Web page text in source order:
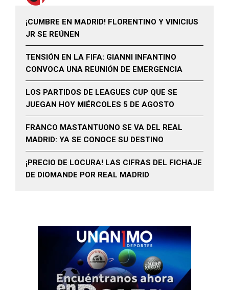
¡CUMBRE EN MADRID! FLORENTINO Y VINICIUS
JR SE REÚNEN
TENSIÓN EN LA FIFA: GIANNI INFANTINO
CONVOCA UNA REUNIÓN DE EMERGENCIA
LOS PARTIDOS DE LEAGUES CUP QUE SE
JUEGAN HOY MIÉRCOLES 5 DE AGOSTO
FRANCO MASTANTUONO SE VA DEL REAL
MADRID: YA SE CONOCE SU DESTINO
¡PRECIO DE LOCURA! LAS CIFRAS DEL FICHAJE
DE DIOMANDE POR REAL MADRID